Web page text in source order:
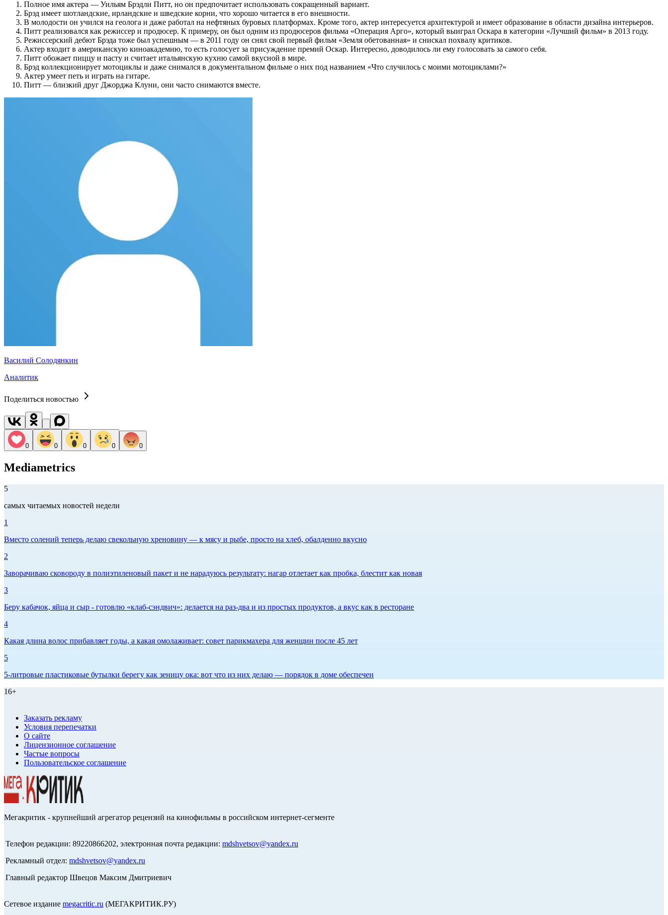
Полное имя актера — Уильям Брэдли Питт, но он предпочитает использовать сокращенный вариант.
Брэд имеет шотландские, ирландские и шведские корни, что хорошо читается в его внешности.
В молодости он учился на геолога и даже работал на нефтяных буровых платформах. Кроме того, актер интересуется архитектурой и имеет образование в области дизайна интерьеров.
Питт реализовался как режиссер и продюсер. К примеру, он был одним из продюсеров фильма «Операция Арго», который выиграл Оскара в категории «Лучший фильм» в 2013 году.
Режиссерский дебют Брэда тоже был успешным — в 2011 году он снял свой первый фильм «Земля обетованная» и снискал похвалу критиков.
Актер входит в американскую киноакадемию, то есть голосует за присуждение премий Оскар. Интересно, доводилось ли ему голосовать за самого себя.
Питт обожает пиццу и пасту и считает итальянскую кухню самой вкусной в мире.
Брэд коллекционирует мотоциклы и даже снимался в документальном фильме о них под названием «Что случилось с моими мотоциклами?»
Актер умеет петь и играть на гитаре.
Питт — близкий друг Джорджа Клуни, они часто снимаются вместе.
Василий Солодянкин
Аналитик
Поделиться новостью
0 0 0 0 0
Mediametrics
5
самых читаемых новостей недели
1
Вместо солений теперь делаю свекольную хреновину — к мясу и рыбе, просто на хлеб, обалденно вкусно
2
Заворачиваю сковороду в полиэтиленовый пакет и не нарадуюсь результату: нагар отлетает как пробка, блестит как новая
3
Беру кабачок, яйца и сыр - готовлю «клаб-сэндвич»: делается на раз-два и из простых продуктов, а вкус как в ресторане
4
Какая длина волос прибавляет годы, а какая омолаживает: совет парикмахера для женщин после 45 лет
5
5-литровые пластиковые бутылки берегу как зеницу ока: вот что из них делаю — порядок в доме обеспечен
16+
Заказать рекламу
Условия перепечатки
О сайте
Лицензионное соглашение
Частые вопросы
Пользовательское соглашение
Мегакритик - крупнейший агрегатор рецензий на кинофильмы в российском интернет-сегменте
Телефон редакции: 89220866202, электронная почта редакции: mdshvetsov@yandex.ru
Рекламный отдел: mdshvetsov@yandex.ru
Главный редактор Швецов Максим Дмитриевич
Сетевое издание megacritic.ru (МЕГАКРИТИК.РУ)